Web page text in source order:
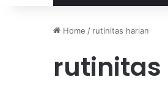
Home / rutinitas harian
rutinitas